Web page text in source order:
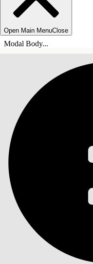
Open Main MenuClose
Modal Body...